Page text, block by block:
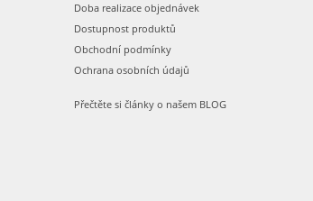
Doba realizace objednávek
Dostupnost produktů
Obchodní podmínky
Ochrana osobních údajů
Přečtěte si články o našem BLOG